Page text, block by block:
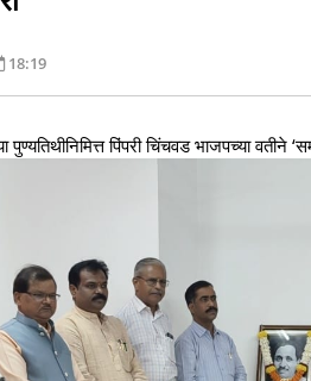
18:19
पुण्यतिथीनिमित्त पिंपरी चिंचवड भाजपच्या वतीने